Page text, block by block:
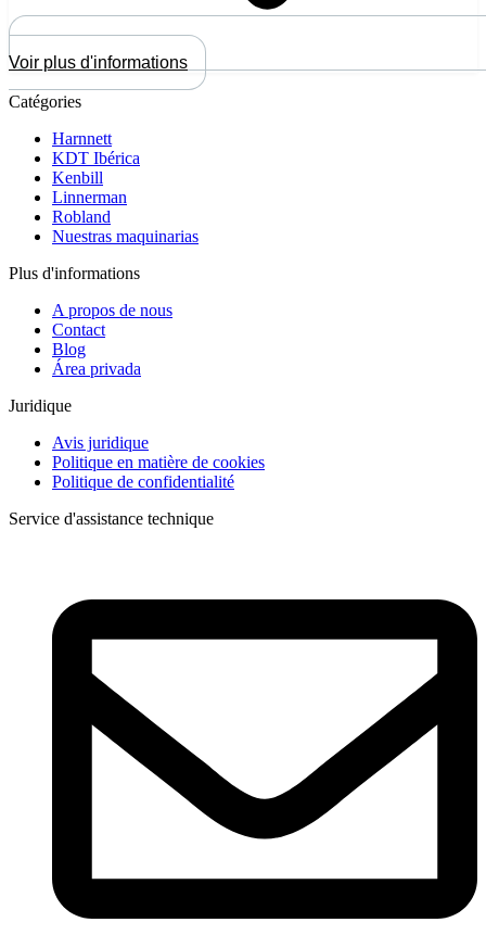
Voir plus d'informations
Catégories
Harnnett
KDT Ibérica
Kenbill
Linnerman
Robland
Nuestras maquinarias
Plus d'informations
A propos de nous
Contact
Blog
Área privada
Juridique
Avis juridique
Politique en matière de cookies
Politique de confidentialité
Service d'assistance technique